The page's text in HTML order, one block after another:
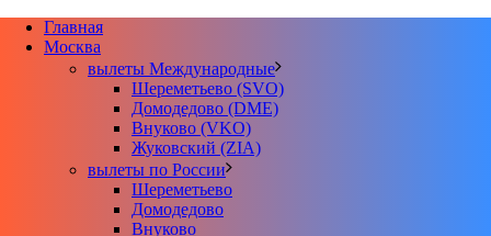
Главная
Москва
вылеты Международные
Шереметьево (SVO)
Домодедово (DME)
Внуково (VKO)
Жуковский (ZIA)
вылеты по России
Шереметьево
Домодедово
Внуково